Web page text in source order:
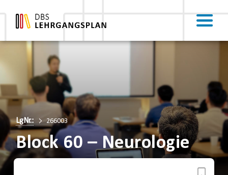
LgNr.: 266003
Block 60 – Neurologie